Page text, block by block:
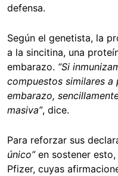
defensa.
Según el genetista, la
a la sincitina, una
embarazo. “Si
compuestos similares a
embarazo,
masiva”, dice.
Para reforzar sus
único” en sostener
Pfizer, cuyas